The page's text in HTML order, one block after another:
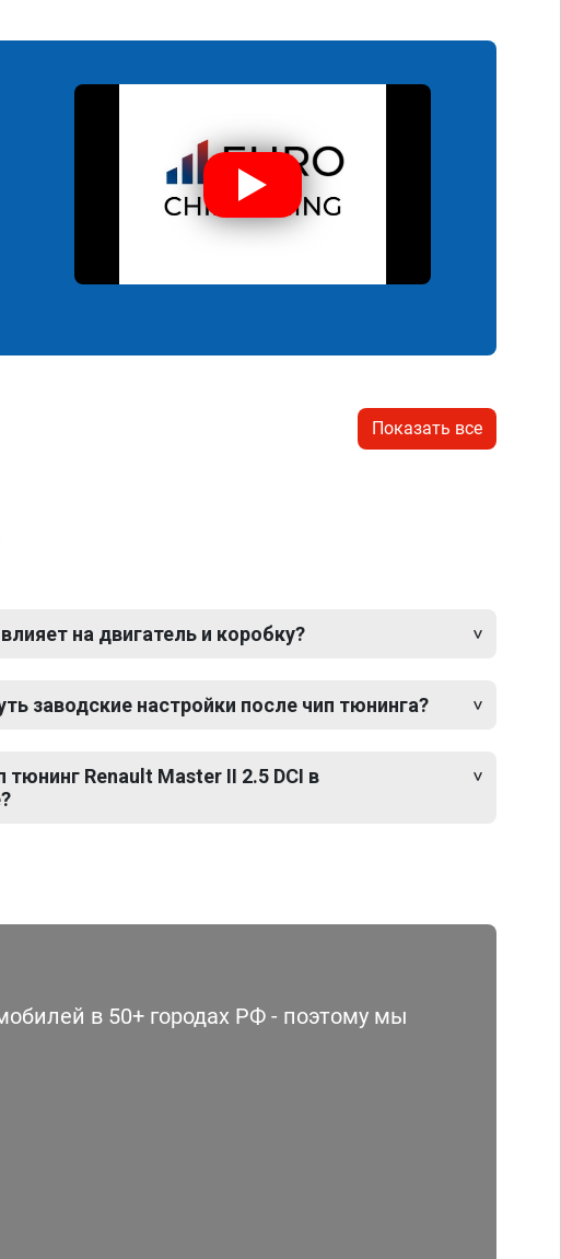
Показать все
на двигатель и коробку?
заводские настройки после чип тюнинга?
тюнинг Renault Master II 2.5 DCI в
в 50+ городах РФ - поэтому мы